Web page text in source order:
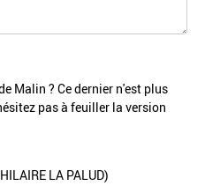
Malin ? Ce dernier n'est plus
pas à feuiller la version
LA PALUD)